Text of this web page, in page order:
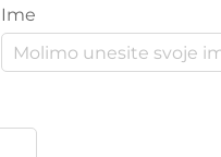
Ime